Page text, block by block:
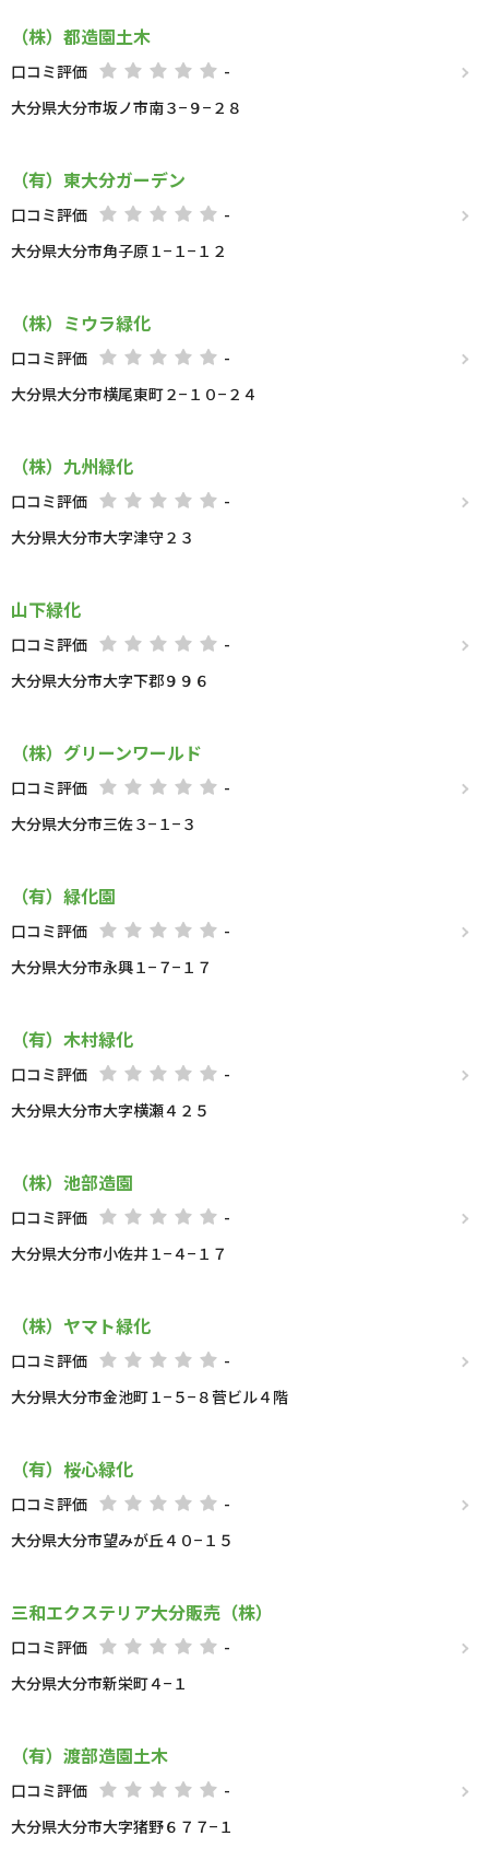
（株）都造園土木
口コミ評価
-
大分県大分市坂ノ市南３−９−２８
（有）東大分ガーデン
口コミ評価
-
大分県大分市角子原１−１−１２
（株）ミウラ緑化
口コミ評価
-
大分県大分市横尾東町２−１０−２４
（株）九州緑化
口コミ評価
-
大分県大分市大字津守２３
山下緑化
口コミ評価
-
大分県大分市大字下郡９９６
（株）グリーンワールド
口コミ評価
-
大分県大分市三佐３−１−３
（有）緑化園
口コミ評価
-
大分県大分市永興１−７−１７
（有）木村緑化
口コミ評価
-
大分県大分市大字横瀬４２５
（株）池部造園
口コミ評価
-
大分県大分市小佐井１−４−１７
（株）ヤマト緑化
口コミ評価
-
大分県大分市金池町１−５−８菅ビル４階
（有）桜心緑化
口コミ評価
-
大分県大分市望みが丘４０−１５
三和エクステリア大分販売（株）
口コミ評価
-
大分県大分市新栄町４−１
（有）渡部造園土木
口コミ評価
-
大分県大分市大字猪野６７７−１